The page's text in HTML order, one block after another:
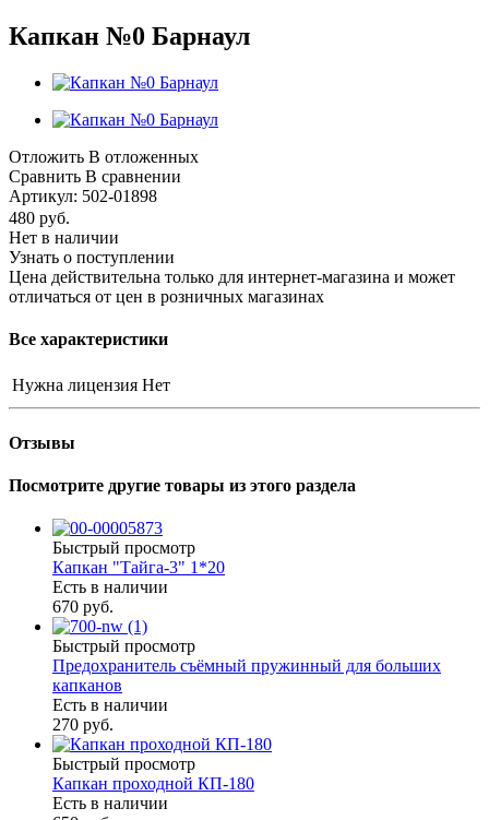
Капкан №0 Барнаул
Отложить В отложенных
Сравнить В сравнении
Артикул: 502-01898
480 руб.
Нет в наличии
Узнать о поступлении
Цена действительна только для интернет-магазина и может
отличаться от цен в розничных магазинах
Все характеристики
Нужна лицензия Нет
Отзывы
Посмотрите другие товары из этого раздела
Быстрый просмотр
Капкан "Тайга-3" 1*20
Есть в наличии
670 руб.
Быстрый просмотр
Предохранитель съёмный пружинный для больших
капканов
Есть в наличии
270 руб.
Быстрый просмотр
Капкан проходной КП-180
Есть в наличии